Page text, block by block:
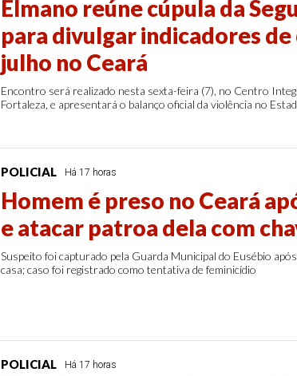
Elmano reúne cúpula da
para divulgar indicadores
julho no Ceará
Encontro será realizado nesta sexta-feira (7), no Centro
Fortaleza, e apresentará o balanço oficial da violência no
POLICIAL Há 17 horas
Homem é preso no Ceará
e atacar patroa dela com
Suspeito foi capturado pela Guarda Municipal do Eusébio
casa; caso foi registrado como tentativa de feminicídio
POLICIAL Há 17 horas